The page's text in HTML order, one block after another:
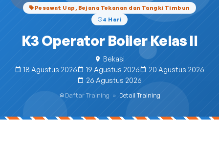
Pesawat Uap, Bejana Tekanan dan Tangki Timbun
4 Hari
K3 Operator Boiler Kelas II
Bekasi
18 Agustus 2026
19 Agustus 2026
20 Agustus 2026
26 Agustus 2026
Daftar Training » Detail Training